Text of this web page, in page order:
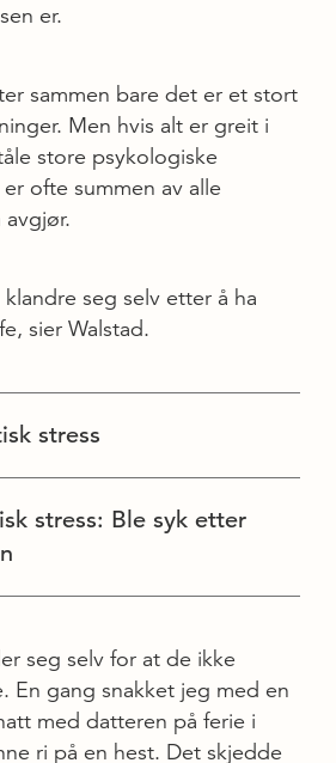
er.
sammen bare det er et stort
Men hvis alt er greit i
store psykologiske
ofte summen av alle
seg selv etter å ha
sier Walstad.
stress
stress: Ble syk etter
seg selv for at de ikke
En gang snakket jeg med en
med datteren på ferie i
ri på en hest. Det skjedde